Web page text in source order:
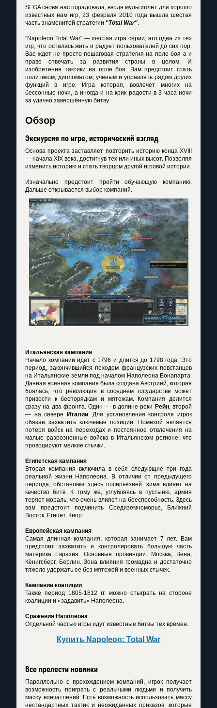
SEGA снова нас порадовала, вводя мультиплет для хорошо
известных нам игр, 23 февраля 2010 года вышла шестая
часть знаменитой стратегии "Total War".
"Napoleon Total War" — шестая игра серии, это одна из тех
игр, что осталась жить и радует пользователей до сих пор.
Вас ждет не просто пошаговая стратегия на поле боя а и
право отвечать за развития страны в целом. И
изобретения тактики на поле боя. Вам предстоит стать
политиком, дипломатом, ученым и управлять рядом других
функций в игре. Игра которая, вовлечет многих на
бессонные ночи, а иногда и на крик радости в 3 часа ночи
за удачно завершённую битву.
Обзор
Экскурсия по игре, исторический взгляд
Основа проекта заставляет повторить историю конца XVIII
— начала XIX века, достигнув тех или иных высот. Позволяя
изменить историю и стать творцом другой игровой истории.
Изначально предстоит пройти обучающую компанию.
Дальше открывается выбор компаний.
Итальянская кампания
Начало компании идет с 1796 и длится до 1798 года. Это
период, закончившийся походом французских повстанцев
на Итальянские земли под началом Наполеона Бонапарта.
Данная военная компания была создана Австрией, которая
боялась, что революция в соседнем государстве может
привести к беспорядкам и мятежам. Компания делится
сразу на два фронта. Один — в долине реки Рейн, второй
— на севере
Италии. Для установления контроля игрок
обязан захватить ключевые позиции. Помехой является
потеря войск на переходах и постоянное отвлечения на
малые разрозненные войска в Итальянском регионе, что
провоцируют мелкие стычки.
Египетская кампания
Вторая компания включила в себя следующие три года
реальной жизни Наполеона. В отличии от предыдущего
периода, обстановка здесь посерьёзней. зима влияет на
качество битв. К тому же, углубляясь в пустыню, армия
теряет мораль, что очень влияет на боеспособность. Здесь
вам предстоит подчинить Средиземноморье, Ближний
Восток, Египет, Кипр.
Европейская кампания
Самая длинная компания, которая занимает 7 лет. Вам
предстоит захватить и контролировать большую часть
материка Евразия. Основные провинции: Москва, Вена,
Кёнигсберг, Берлин. Зона влияния громадна и достаточно
тяжело удержать ее без мятежей и военных стычек.
Кампании коалиции
Также период 1805-1812 гг. можно отыграть на стороне
коалиции и «задавить» Наполеона.
Сражения Наполеона
Отдельной частью игры идут известные битвы тех времен.
Купить Napoleon: Total War
Все прелести новинки
Параллельно с прохождением компаний, игрок получает
возможность поиграть с реальными людьми и получить
массу впечатлений. Есть возможность использовать массу
нестандартных тактик и неожиданных приказов, которые